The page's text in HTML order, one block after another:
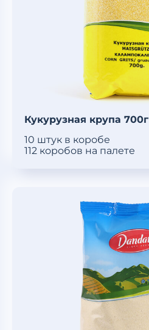
Кукурузная крупа 700г
10 штук в коробе
112 коробов на палете